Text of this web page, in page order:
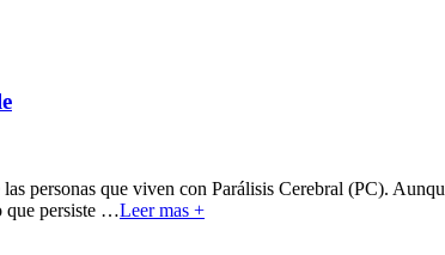
personas que viven con Parálisis Cerebral (PC).
persiste …Leer mas +